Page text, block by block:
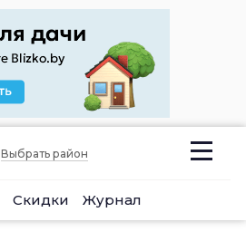
Выбрать район
Скидки Журнал